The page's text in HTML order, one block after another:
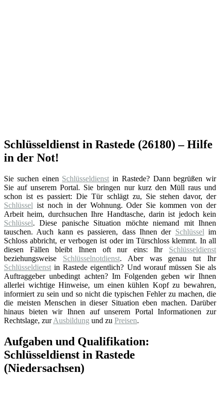
Schlüsseldienst in Rastede (26180) – Hilfe
in der Not!
Sie suchen einen Schlüsseldienst in Rastede? Dann begrüßen wir
Sie auf unserem Portal. Sie bringen nur kurz den Müll raus und
schon ist es passiert: Die Tür schlägt zu, Sie stehen davor, der
Schlüssel ist noch in der Wohnung. Oder Sie kommen von der
Arbeit heim, durchsuchen Ihre Handtasche, darin ist jedoch kein
Schlüssel. Diese panische Situation möchte niemand mit Ihnen
tauschen. Auch kann es passieren, dass Ihnen der Schlüssel im
Schloss abbricht, er verbogen ist oder im Türschloss klemmt. In all
diesen Fällen bleibt Ihnen oft nur eins: Ihr Schlüsseldienst
beziehungsweise Schlüsselnotdienst. Aber was genau tut Ihr
Schlüsseldienst in Rastede eigentlich? Und worauf müssen Sie als
Auftraggeber unbedingt achten? Im Folgenden geben wir Ihnen
allerlei wichtige Hinweise, um einen kühlen Kopf zu bewahren,
informiert zu sein und so nicht die typischen Fehler zu machen, die
die meisten Menschen in dieser Situation eben machen. Darüber
hinaus bieten wir Ihnen auf unserem Portal Informationen zur
Rechtslage, zurAusbildung und zu Preisen.
Aufgaben und Qualifikation:
Schlüsseldienst in Rastede
(Niedersachsen)